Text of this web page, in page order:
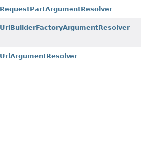
RequestPartArgumentResolver
UriBuilderFactoryArgumentResolver
UrlArgumentResolver